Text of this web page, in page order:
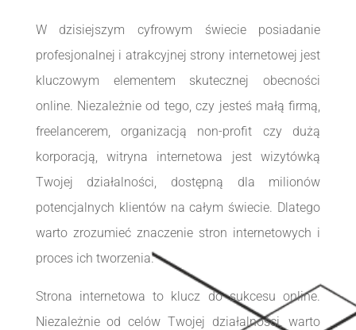
W dzisiejszym cyfrowym świecie posiadanie
profesjonalnej i atrakcyjnej strony internetowej jest
kluczowym elementem skutecznej obecności
online. Niezależnie od tego, czy jesteś małą firmą,
freelancerem, organizacją non-profit czy dużą
korporacją, witryna internetowa jest wizytówką
Twojej działalności, dostępną dla milionów
potencjalnych klientów na całym świecie. Dlatego
warto zrozumieć znaczenie stron internetowych i
proces ich tworzenia.
Strona internetowa to klucz do sukcesu online.
Niezależnie od celów Twojej działalności, warto